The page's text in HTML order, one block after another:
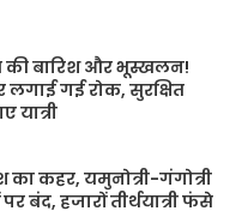
की बारिश और भूस्खलन!
लगाई गई रोक, सुरक्षित
यात्री
का कहर, यमुनोत्री-गंगोत्री
बंद, हजारों तीर्थयात्री फंसे